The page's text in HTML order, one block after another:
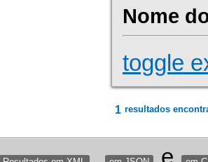
Nome
toggle
1 resultados